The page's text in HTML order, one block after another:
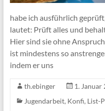
habe ich ausführlich
lautet: Prüft alles und
Hier sind sie ohne
ist mindestens so
indem er uns
th.ebinger
1. Januar
Jugendarbeit, Konfi, List-